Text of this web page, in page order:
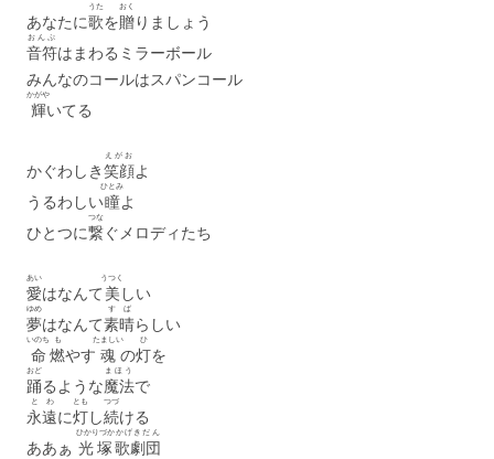
あなたに歌
うた
を贈
おく
りましょう
音符
おんぷ
はまわるミラーボール
みんなのコールはスパンコール
輝
かがや
いてる
かぐわしき笑顔
えがお
よ
うるわしい瞳
ひとみ
よ
ひとつに繋
つな
ぐメロディたち
愛
あい
はなんて 美
うつく
しい
夢
ゆめ
はなんて素
す
晴
ば
らしい
命
いのち
燃
も
やす 魂
たましい
の灯
ひ
を
踊
おど
るような魔法
まほう
で
永遠
とわ
に灯
とも
し続
つづ
ける
ああぁ 光塚
ひかりづか
歌劇団
かげきだん